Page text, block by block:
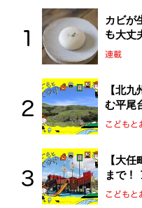
カビが
も大丈
連載
【北
む平尾
を探検
こどもと
【大
まで！
おとう
こどもと